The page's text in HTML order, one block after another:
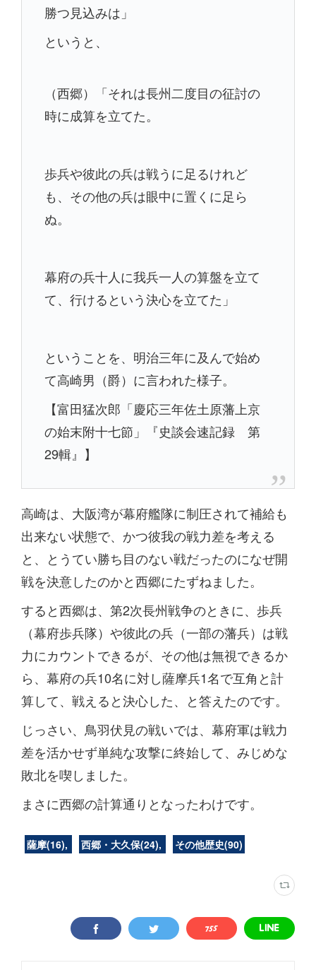
勝つ見込みは」
というと、
（西郷）「それは長州二度目の征討の
時に成算を立てた。
歩兵や彼此の兵は戦うに足るけれど
も、その他の兵は眼中に置くに足ら
ぬ。
幕府の兵十人に我兵一人の算盤を立て
て、行けるという決心を立てた」
ということを、明治三年に及んで始め
て高崎男（爵）に言われた様子。
【富田猛次郎「慶応三年佐土原藩上京
の始末附十七節」『史談会速記録 第
29輯』】
高崎は、大阪湾が幕府艦隊に制圧されて補給も
出来ない状態で、かつ彼我の戦力差を考える
と、とうてい勝ち目のない戦だったのになぜ開
戦を決意したのかと西郷にたずねました。
すると西郷は、第2次長州戦争のときに、歩兵
（幕府歩兵隊）や彼此の兵（一部の藩兵）は戦
力にカウントできるが、その他は無視できるか
ら、幕府の兵10名に対し薩摩兵1名で互角と計
算して、戦えると決心した、と答えたのです。
じっさい、鳥羽伏見の戦いでは、幕府軍は戦力
差を活かせず単純な攻撃に終始して、みじめな
敗北を喫しました。
まさに西郷の計算通りとなったわけです。
薩摩(16) 西郷・大久保(24) その他歴史(90)